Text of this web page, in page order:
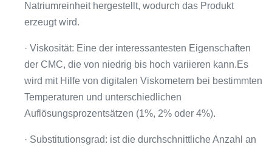
Natriumreinheit hergestellt, wodurch das Produkt
erzeugt wird.
· Viskosität: Eine der interessantesten Eigenschaften
der CMC, die von niedrig bis hoch variieren kann.Es
wird mit Hilfe von digitalen Viskometern bei bestimmten
Temperaturen und unterschiedlichen
Auflösungsprozentsätzen (1%, 2% oder 4%).
· Substitutionsgrad: ist die durchschnittliche Anzahl an